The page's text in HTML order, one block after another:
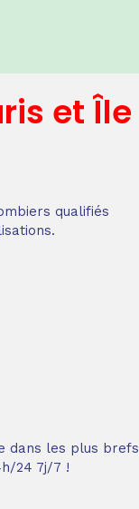
et Île
qualifiés
dans les plus brefs
24 7j/7 !